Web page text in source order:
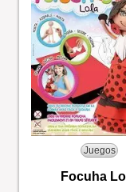
Juegos
Focuha